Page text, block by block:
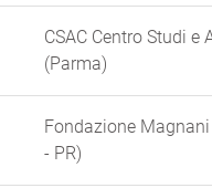
CSAC Centro Studi
(Parma)
Fondazione
- PR)